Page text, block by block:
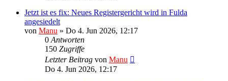
Jetzt ist es fix: Neues Registergericht wird in Fulda
angesiedelt
von Manu » Do 4. Jun 2026, 12:17
0 Antworten
150 Zugriffe
Letzter Beitrag von Manu
Do 4. Jun 2026, 12:17